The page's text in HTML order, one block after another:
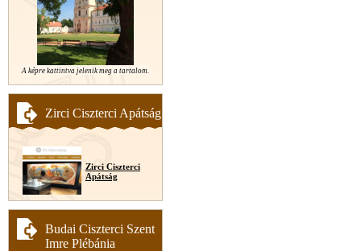
A képre kattintva jelenik meg a tartalom.
Zirci Ciszterci Apátság
Zirci Ciszterci
Apátság
Budai Ciszterci Szent
Imre Plébánia